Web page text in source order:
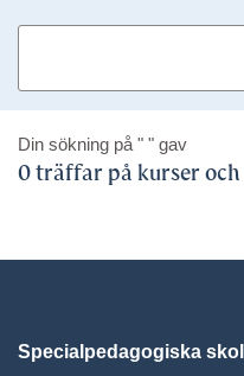
Din sökning på " " gav
0 träffar på kurser
Specialpedagogiska